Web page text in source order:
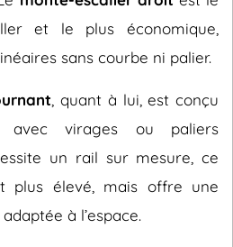
et le plus économique,
sans courbe ni palier.
, quant à lui, est conçu
avec virages ou paliers
un rail sur mesure, ce
plus élevé, mais offre une
à l’espace.